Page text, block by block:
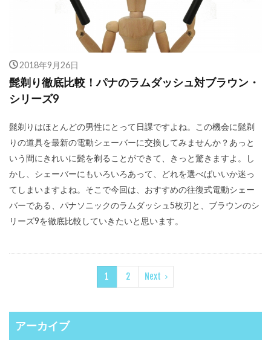
2018年9月26日
髭剃り徹底比較！パナのラムダッシュ対ブラウン・
シリーズ9
髭剃りはほとんどの男性にとって日課ですよね。この機会に髭剃
りの道具を最新の電動シェーバーに交換してみませんか？あっと
いう間にきれいに髭を剃ることができて、きっと驚きますよ。し
かし、シェーバーにもいろいろあって、どれを選べばいいか迷っ
てしまいますよね。そこで今回は、おすすめの往復式電動シェー
バーである、パナソニックのラムダッシュ5枚刃と、ブラウンのシ
リーズ9を徹底比較していきたいと思います。
1 2 Next
アーカイブ